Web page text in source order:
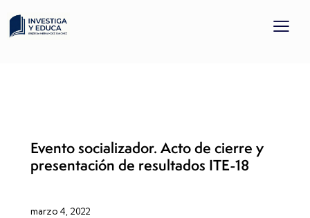
Evento socializador. Acto de cierre y
presentación de resultados ITE-18
marzo 4, 2022